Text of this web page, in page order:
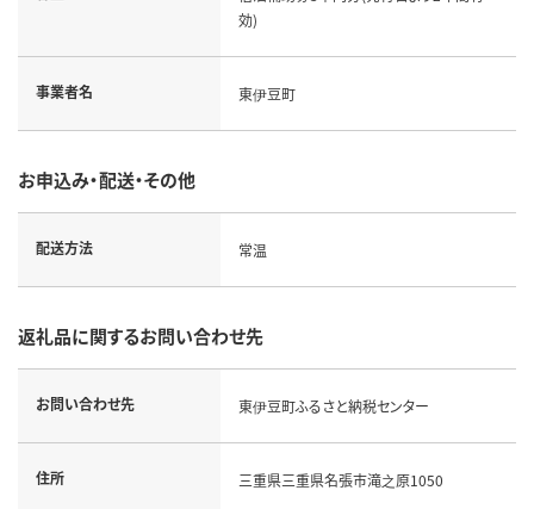
効)
事業者名 東伊豆町
お申込み・配送・その他
配送方法 常温
返礼品に関するお問い合わせ先
お問い合わせ先 東伊豆町ふるさと納税センター
住所 三重県三重県名張市滝之原1050